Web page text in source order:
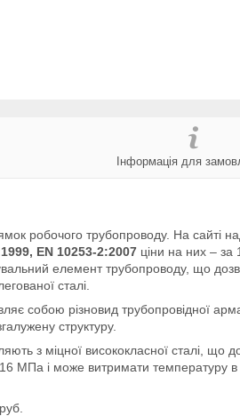
Інформація для
робочого трубопроводу. На сайті
EN 10253-2:2007 ціни на них –
елемент трубопроводу, що
сталі.
собою різновид трубопровідної
структуру.
з міцної висококласної сталі, що
МПа і може витримати температуру в